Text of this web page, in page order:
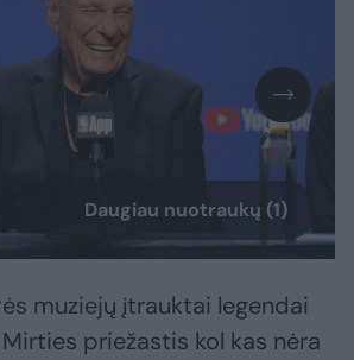
Daugiau nuotraukų (1)
muziejų įtrauktai legendai
priežastis kol kas nėra